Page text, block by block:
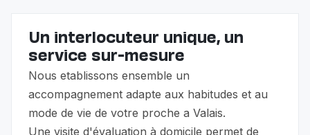
Un interlocuteur unique, un
service sur-mesure
Nous etablissons ensemble un
accompagnement adapte aux habitudes et au
mode de vie de votre proche a Valais.
Une visite d'évaluation à domicile permet de